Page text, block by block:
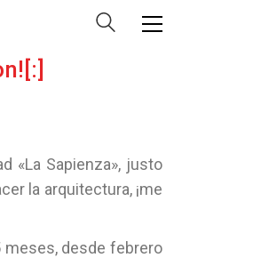
«La Sapienza», justo
la arquitectura, ¡me
meses, desde febrero